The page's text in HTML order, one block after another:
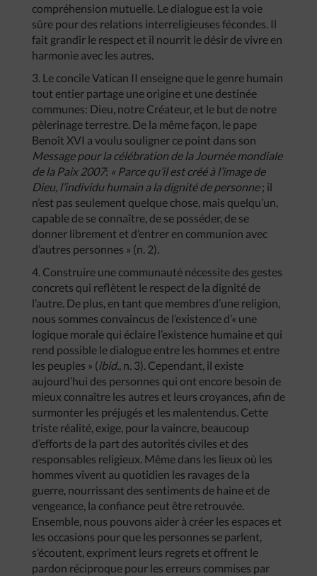
compréhension mutuelle. Le dialogue est la voie
sûre pour des relations interreligieuses fécondes. Il
fait grandir le respect et il nourrit le désir de vivre en
harmonie avec les autres.
3. Le concile Vatican II enseigne que le genre humain
tout entier partage une origine et une destinée
communes: Dieu, notre Créateur, et le but de notre
pèlerinage terrestre. De la même façon, le pape
Benoît XVI a voulu souligner ce point dans son
Message pour la célébration de la Journée mondiale
de la Paix 2007: « Parce qu’il est créé à l’image de
Dieu, l’individu humain a la dignité de personne; il
n’est pas seulement quelque chose, mais quelqu’un,
capable de se connaître, de se posséder, de se
donner librement et d’entrer en communion avec
d’autres personnes » (n. 2).
4. Construire une communauté nécessite des gestes
concrets qui reflètent le respect de la dignité de
l’autre. De plus, en tant que membres d’une religion,
nous sommes convaincus de l’existence d’« une
logique morale qui éclaire l’existence humaine et qui
rend possible le dialogue entre les hommes et entre
les peuples » (ibid., n. 3). Cependant, il existe
aujourd’hui des personnes qui ont encore besoin de
mieux connaître les autres et leurs croyances, afin de
surmonter les préjugés et les malentendus. Cette
triste réalité, exige, pour la vaincre, beaucoup
d’efforts de la part des autorités civiles et des
responsables religieux. Même dans les lieux où les
hommes vivent au quotidien les ravages de la
guerre, nourrissant des sentiments de haine et de
vengeance, la confiance peut être retrouvée.
Ensemble, nous pouvons aider à créer les espaces et
les occasions pour que les personnes se parlent,
s’écoutent, expriment leurs regrets et offrent le
pardon réciproque pour les erreurs commises par